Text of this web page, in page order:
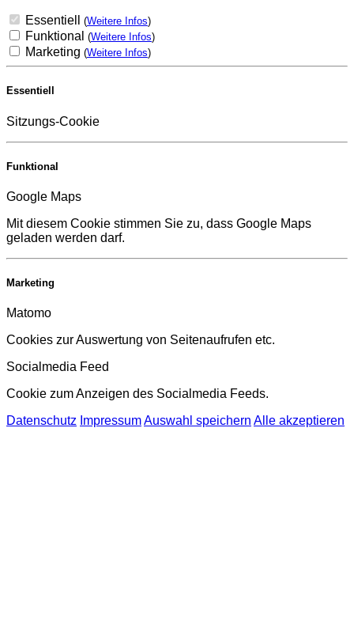
Essentiell (Weitere Infos)
Funktional (Weitere Infos)
Marketing (Weitere Infos)
Essentiell
Sitzungs-Cookie
Funktional
Google Maps
Mit diesem Cookie stimmen Sie zu, dass Google Maps
geladen werden darf.
Marketing
Matomo
Cookies zur Auswertung von Seitenaufrufen etc.
Socialmedia Feed
Cookie zum Anzeigen des Socialmedia Feeds.
Datenschutz ImpressumAuswahl speichern Alle akzeptieren